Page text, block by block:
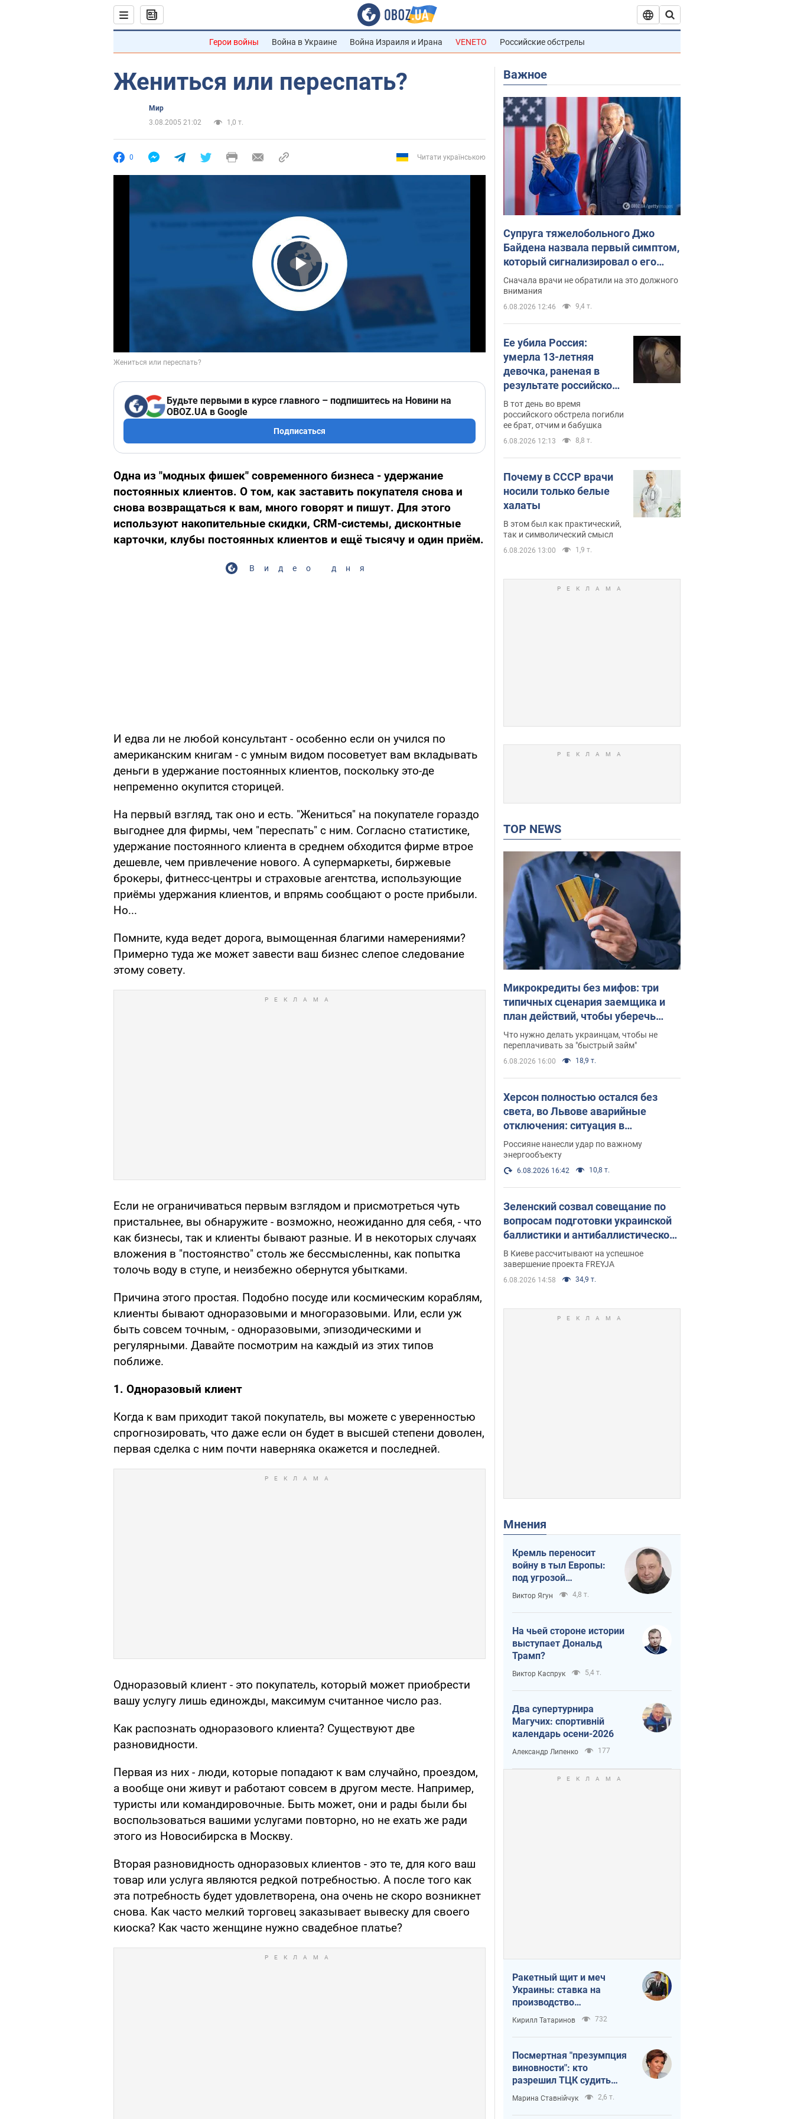
Герои войны Война в Украине Война Израиля и Ирана VENETO Российские обстрелы
Жениться или переспать?
Мир
3.08.2005 21:02
1,0 т.
0 Читати українською
Play Video
Будьте первыми в курсе главного – подпишитесь на Новини на
OBOZ.UA в Google
Подписаться
Одна из "модных фишек" современного бизнеса - удержание
постоянных клиентов. О том, как заставить покупателя снова и
снова возвращаться к вам, много говорят и пишут. Для этого
используют накопительные скидки, CRM-системы, дисконтные
карточки, клубы постоянных клиентов и ещё тысячу и один приём.
Видео дня
И едва ли не любой консультант - особенно если он учился по
американским книгам - с умным видом посоветует вам вкладывать
деньги в удержание постоянных клиентов, поскольку это-де
непременно окупится сторицей.
На первый взгляд, так оно и есть. "Жениться" на покупателе гораздо
выгоднее для фирмы, чем "переспать" с ним. Согласно статистике,
удержание постоянного клиента в среднем обходится фирме втрое
дешевле, чем привлечение нового. А супермаркеты, биржевые
брокеры, фитнесс-центры и страховые агентства, использующие
приёмы удержания клиентов, и впрямь сообщают о росте прибыли.
Но...
Помните, куда ведет дорога, вымощенная благими намерениями?
Примерно туда же может завести ваш бизнес слепое следование
этому совету.
Если не ограничиваться первым взглядом и присмотреться чуть
пристальнее, вы обнаружите - возможно, неожиданно для себя, - что
как бизнесы, так и клиенты бывают разные. И в некоторых случаях
вложения в "постоянство" столь же бессмысленны, как попытка
толочь воду в ступе, и неизбежно обернутся убытками.
Причина этого простая. Подобно посуде или космическим кораблям,
клиенты бывают одноразовыми и многоразовыми. Или, если уж
быть совсем точным, - одноразовыми, эпизодическими и
регулярными. Давайте посмотрим на каждый из этих типов
поближе.
1. Одноразовый клиент
Когда к вам приходит такой покупатель, вы можете с уверенностью
спрогнозировать, что даже если он будет в высшей степени доволен,
первая сделка с ним почти наверняка окажется и последней.
Одноразовый клиент - это покупатель, который может приобрести
вашу услугу лишь единожды, максимум считанное число раз.
Как распознать одноразового клиента? Существуют две
разновидности.
Первая из них - люди, которые попадают к вам случайно, проездом,
а вообще они живут и работают совсем в другом месте. Например,
туристы или командировочные. Быть может, они и рады были бы
воспользоваться вашими услугами повторно, но не ехать же ради
этого из Новосибирска в Москву.
Вторая разновидность одноразовых клиентов - это те, для кого ваш
товар или услуга являются редкой потребностью. А после того как
эта потребность будет удовлетворена, она очень не скоро возникнет
снова. Как часто мелкий торговец заказывает вывеску для своего
киоска? Как часто женщине нужно свадебное платье?
Важное
Супруга тяжелобольного Джо
Байдена назвала первый симптом,
который сигнализировал о его
"агрессивном" раке
Сначала врачи не обратили на это должного
внимания
6.08.2026 12:46 9,4 т.
Ее убила Россия:
умерла 13-летняя
девочка, раненая в
результате российской
атаки на Сумскую
область. Фото
В тот день во время
российского обстрела погибли
ее брат, отчим и бабушка
6.08.2026 12:13 8,8 т.
Почему в СССР врачи
носили только белые
халаты
В этом был как практический,
так и символический смысл
6.08.2026 13:00 1,9 т.
TOP NEWS
Микрокредиты без мифов: три
типичных сценария заемщика и
план действий, чтобы уберечь
свои деньги
Что нужно делать украинцам, чтобы не
переплачивать за "быстрый займ"
6.08.2026 16:00 18,9 т.
Херсон полностью остался без
света, во Львове аварийные
отключения: ситуация в
энергосистеме 6 августа
Россияне нанесли удар по важному
энергообъекту
6.08.2026 16:42 10,8 т.
Зеленский созвал совещание по
вопросам подготовки украинской
баллистики и антибаллистической
программы FREYJA: какие
решения готовятся
В Киеве рассчитывают на успешное
завершение проекта FREYJA
6.08.2026 14:58 34,9 т.
Мнения
Кремль переносит
войну в тыл Европы:
под угрозой
критическая
логистика
Виктор Ягун 4,8 т.
На чьей стороне истории
выступает Дональд
Трамп?
Виктор Каспрук 5,4 т.
Два супертурнира
Магучих: спортивній
календарь осени-2026
Александр Липенко 177
Ракетный щит и меч
Украины: ставка на
производство
собственных ракет
Кирилл Татаринов 732
Посмертная "презумпция
виновности": кто
разрешил ТЦК судить
погибших защитников
Марина Ставнійчук 2,6 т.